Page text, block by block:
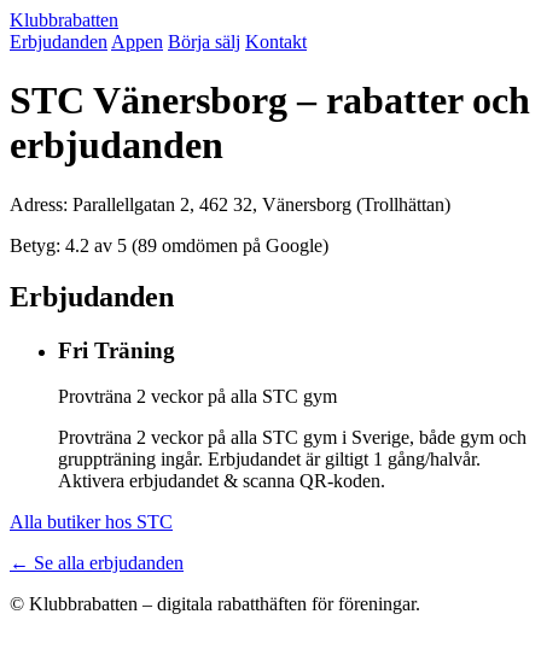
Klubbrabatten
Erbjudanden Appen Börja sälj Kontakt
STC Vänersborg – rabatter och
erbjudanden
Adress: Parallellgatan 2, 462 32, Vänersborg (Trollhättan)
Betyg: 4.2 av 5 (89 omdömen på Google)
Erbjudanden
Fri Träning
Provträna 2 veckor på alla STC gym
Provträna 2 veckor på alla STC gym i Sverige, både gym och
gruppträning ingår. Erbjudandet är giltigt 1 gång/halvår.
Aktivera erbjudandet & scanna QR-koden.
Alla butiker hos STC
← Se alla erbjudanden
© Klubbrabatten – digitala rabatthäften för föreningar.